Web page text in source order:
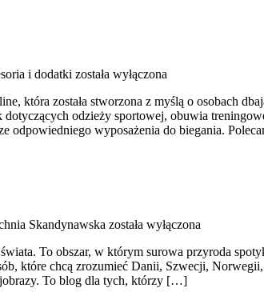
i dodatki została wyłączona
która została stworzona z myślą o osobach
odzieży sportowej, obuwia
odpowiedniego wyposażenia do biegania.
Skandynawska została wyłączona
To obszar, w którym surowa przyroda
które chcą zrozumieć Danii, Szwecji,
To blog dla tych, którzy […]